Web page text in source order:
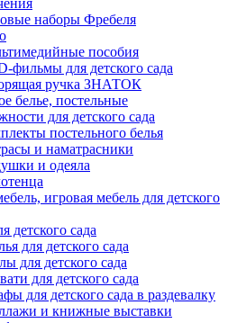
наборы Фребеля
пособия
фильмы для детского сада
ручка ЗНАТОК
белье, постельные
для детского сада
постельного белья
и наматрасники
и одеяла
игровая мебель для детского
детского сада
для детского сада
для детского сада
для детского сада
для детского сада в раздевалку
и книжные выставки